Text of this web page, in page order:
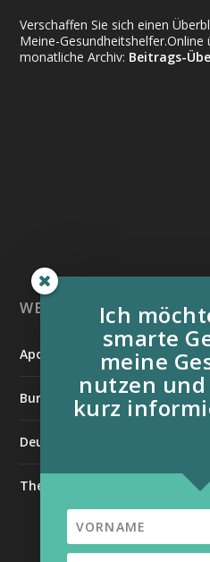
Verschaffen Sie sich einen
Meine-
monatliche Archiv: Beitrags-
WEITERE
Apotheken Umschau
Bundesverband der
Deutsche Stiftung für
The Medical Futurist
Ich
smarte
meine
nutzen
kurz